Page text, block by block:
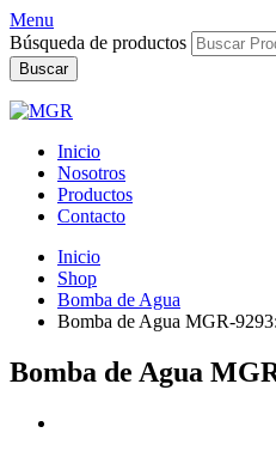
Menu
Búsqueda de productos
Buscar
Inicio
Nosotros
Productos
Contacto
Inicio
Shop
Bomba de Agua
Bomba de Agua MGR-
Bomba de Agua